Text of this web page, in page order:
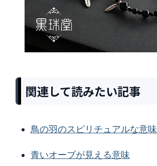
関連して読みたい記事
鳥の羽のスピリチュアルな意味
青いオーブが見える意味